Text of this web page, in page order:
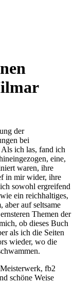
der
bei
ich las, fand ich
eine,
waren, ihre
in mir wider, ihre
sowohl ergreifend
ein reichhaltiges,
aber auf seltsame
Themen der
ob dieses Buch
als ich die Seiten
wieder, wo die
fb2
schöne Weise